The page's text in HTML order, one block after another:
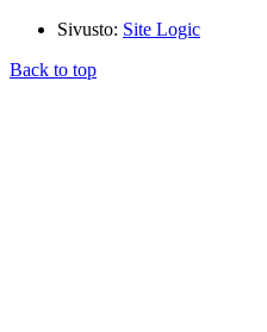
Sivusto: Site Logic
Back to top